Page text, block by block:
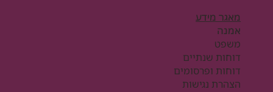
מאגר מידע
אמנה
משפט
דוחות שנתיים
דוחות ופרסומים
הצהרת נגישות